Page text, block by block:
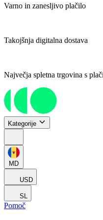
Varno in zanesljivo plačilo
Takojšnja digitalna dostava
Največja spletna trgovina s
Kategorije
MD
USD
SL
Pomoč